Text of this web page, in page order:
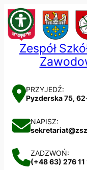
Przejdź
do
treści
Zespół
PRZYJEDŹ:
Pyzderska 75,
NAPISZ:
ZADZWOŃ:
(+48 63) 276 11